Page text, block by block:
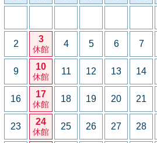
2 3
休館
4 5 6 7
9 10
休館
11 12 13 14
16 17
休館
18 19 20 21
23 24
休館
25 26 27 28